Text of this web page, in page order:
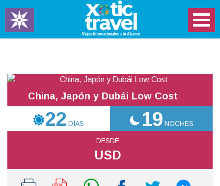
China, Japón y Dubái Low Cost
22 DÍAS 19 NOCHES
DESDE
USD